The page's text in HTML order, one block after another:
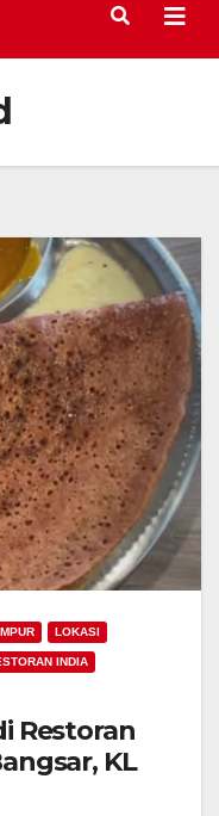
LOKASI
INDIA
Restoran
KL